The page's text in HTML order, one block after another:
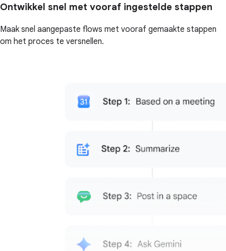
Ontwikkel snel met vooraf ingestelde stappen
Maak snel aangepaste flows met vooraf gemaakte stappen
om het proces te versnellen.